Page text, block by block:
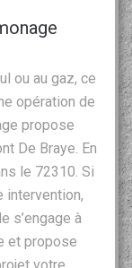
ou au gaz, ce
opération de
propose
De Braye. En
le 72310. Si
intervention,
s’engage à
et propose
votre